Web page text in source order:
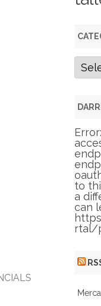
C
g
r
i
e
s
to
a
can
rtal/